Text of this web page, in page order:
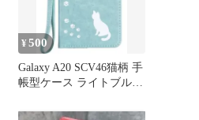
¥500
Galaxy A20 SCV46猫柄 手
帳型ケース ライトブルー